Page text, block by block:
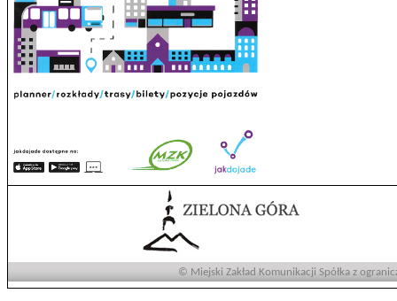
© Miejski Zakład Komunikacji Spółka z